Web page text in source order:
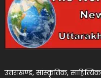
उत्तराखण्ड, सांस्कृतिक,